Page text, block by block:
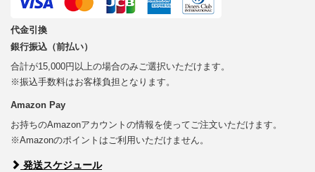
代金引換
銀行振込（前払い）
合計が15,000円以上の場合のみご選択いただけます。
※振込手数料はお客様負担となります。
Amazon Pay
お持ちのAmazonアカウントの情報を使ってご注文いただけます。
※Amazonのポイントはご利用いただけません。
発送スケジュール